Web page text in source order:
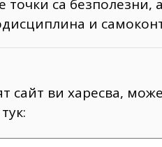
точки са безполезни,
и
сайт ви харесва,